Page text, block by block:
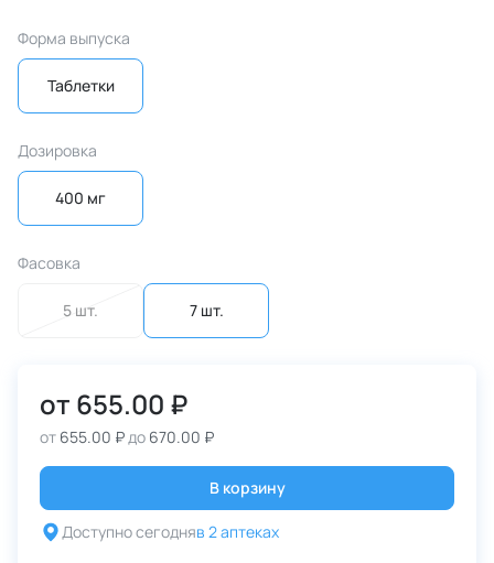
Форма выпуска
Таблетки
Дозировка
400 мг
Фасовка
5 шт. 7 шт.
от 655.00 ₽
от 655.00 ₽ до 670.00 ₽
В корзину
Доступно сегодняв 2 аптеках